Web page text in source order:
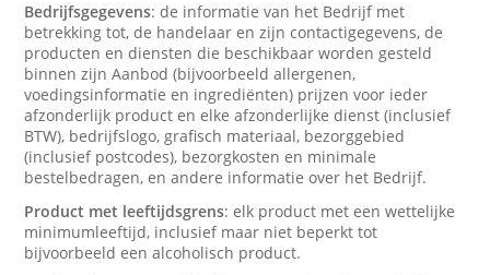
Bedrijfsgegevens: de informatie van het Bedrijf met
betrekking tot, de handelaar en zijn contactigegevens, de
producten en diensten die beschikbaar worden gesteld
binnen zijn Aanbod (bijvoorbeeld allergenen,
voedingsinformatie en ingrediënten) prijzen voor ieder
afzonderlijk product en elke afzonderlijke dienst (inclusief
BTW), bedrijfslogo, grafisch materiaal, bezorggebied
(inclusief postcodes), bezorgkosten en minimale
bestelbedragen, en andere informatie over het Bedrijf.
Product met leeftijdsgrens: elk product met een wettelijke
minimumleeftijd, inclusief maar niet beperkt tot
bijvoorbeeld een alcoholisch product.